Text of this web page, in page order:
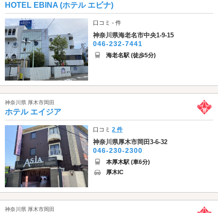
HOTEL EBINA (ホテル エビナ)
口コミ - 件
神奈川県海老名市中央1-9-15
046-232-7441
海老名駅 (徒歩5分)
神奈川県 厚木市岡田
ホテル エイジア
口コミ2 件
神奈川県厚木市岡田3-6-32
046-230-2300
本厚木駅 (車6分)
厚木IC
神奈川県 厚木市岡田